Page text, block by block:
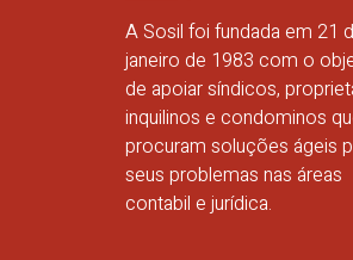
A Sosil foi fundada em 21
janeiro de 1983 com o
de apoiar síndicos,
inquilinos e condominos
procuram soluções ágeis
seus problemas nas áreas
contabil e jurídica.